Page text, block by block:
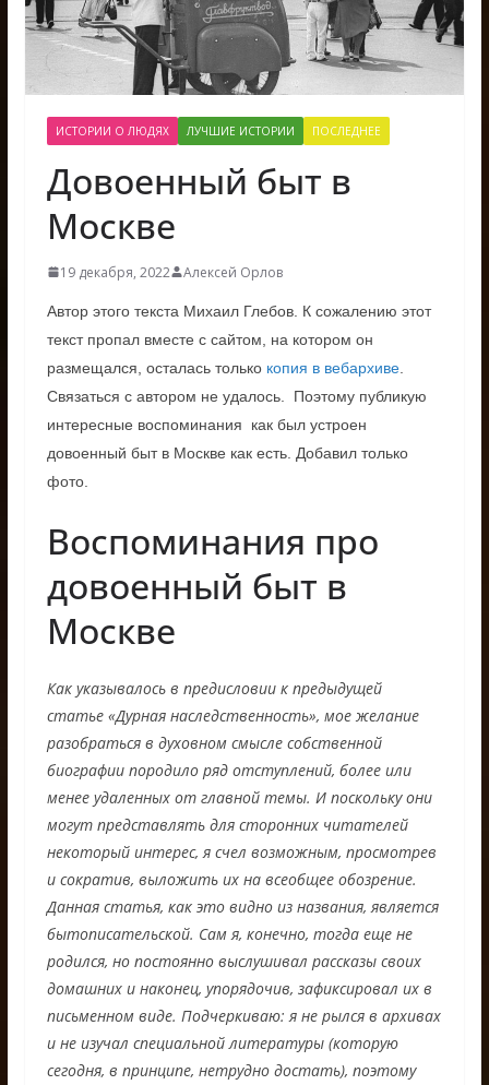
ИСТОРИИ О ЛЮДЯХ ЛУЧШИЕ ИСТОРИИ ПОСЛЕДНЕЕ
Довоенный быт в
Москве
19 декабря, 2022 Алексей Орлов
Автор этого текста Михаил Глебов. К сожалению этот
текст пропал вместе с сайтом, на котором он
размещался, осталась только копия в вебархиве.
Связаться с автором не удалось. Поэтому публикую
интересные воспоминания как был устроен
довоенный быт в Москве как есть. Добавил только
фото.
Воспоминания про
довоенный быт в
Москве
Как указывалось в предисловии к предыдущей
статье «Дурная наследственность», мое желание
разобраться в духовном смысле собственной
биографии породило ряд отступлений, более или
менее удаленных от главной темы. И поскольку они
могут представлять для сторонних читателей
некоторый интерес, я счел возможным, просмотрев
и сократив, выложить их на всеобщее обозрение.
Данная статья, как это видно из названия, является
бытописательской. Сам я, конечно, тогда еще не
родился, но постоянно выслушивал рассказы своих
домашних и наконец, упорядочив, зафиксировал их в
письменном виде. Подчеркиваю: я не рылся в архивах
и не изучал специальной литературы (которую
сегодня, в принципе, нетрудно достать), поэтому